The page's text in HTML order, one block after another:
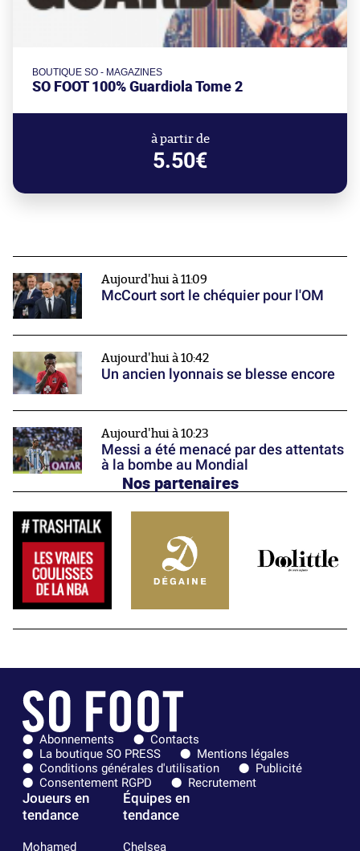
BOUTIQUE SO - MAGAZINES
SO FOOT 100% Guardiola Tome 2
à partir de
5.50€
Aujourd'hui à 11:09
McCourt sort le chéquier pour l'OM
Aujourd'hui à 10:42
Un ancien lyonnais se blesse encore
Aujourd'hui à 10:23
Messi a été menacé par des attentats
à la bombe au Mondial
Nos partenaires
Abonnements
Contacts
La boutique SO PRESS
Mentions légales
Conditions générales d'utilisation
Publicité
Consentement RGPD
Recrutement
Joueurs en
tendance
Mohamed
Équipes en
tendance
Chelsea